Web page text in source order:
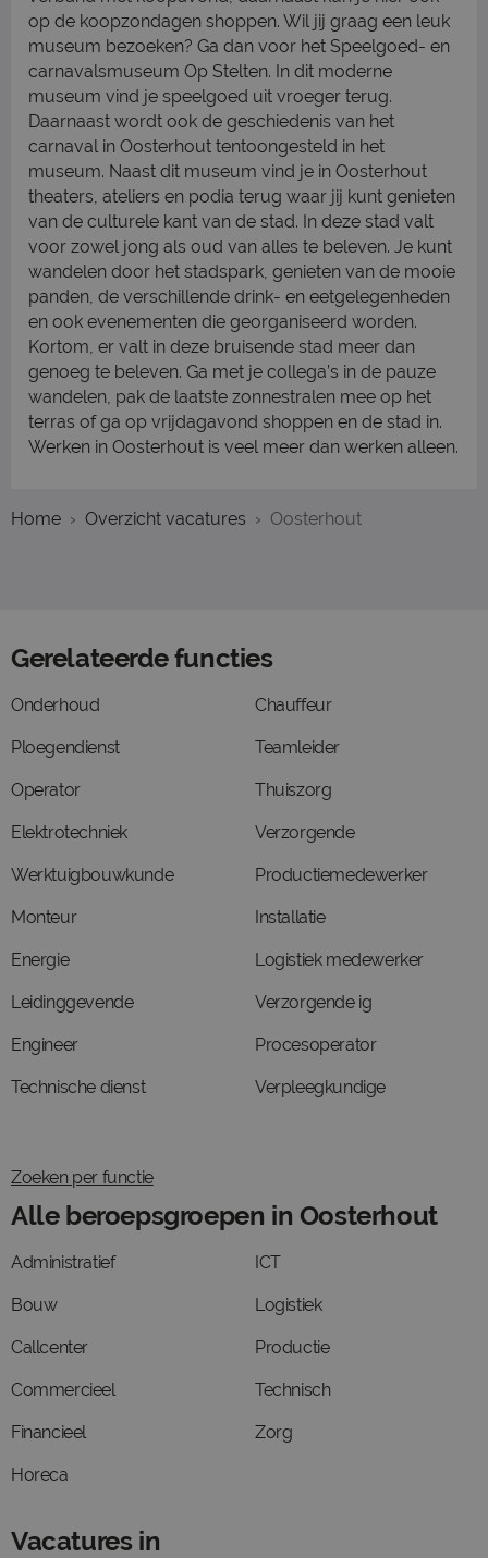
op de koopzondagen shoppen. Wil jij graag een leuk
museum bezoeken? Ga dan voor het Speelgoed- en
carnavalsmuseum Op Stelten. In dit moderne
museum vind je speelgoed uit vroeger terug.
Daarnaast wordt ook de geschiedenis van het
carnaval in Oosterhout tentoongesteld in het
museum. Naast dit museum vind je in Oosterhout
theaters, ateliers en podia terug waar jij kunt genieten
van de culturele kant van de stad. In deze stad valt
voor zowel jong als oud van alles te beleven. Je kunt
wandelen door het stadspark, genieten van de mooie
panden, de verschillende drink- en eetgelegenheden
en ook evenementen die georganiseerd worden.
Kortom, er valt in deze bruisende stad meer dan
genoeg te beleven. Ga met je collega’s in de pauze
wandelen, pak de laatste zonnestralen mee op het
terras of ga op vrijdagavond shoppen en de stad in.
Werken in Oosterhout is veel meer dan werken alleen.
Home Overzicht vacatures Oosterhout
Gerelateerde functies
Onderhoud
Ploegendienst
Operator
Elektrotechniek
Werktuigbouwkunde
Monteur
Energie
Leidinggevende
Engineer
Technische dienst
Chauffeur
Teamleider
Thuiszorg
Verzorgende
Productiemedewerker
Installatie
Logistiek medewerker
Verzorgende ig
Procesoperator
Verpleegkundige
Zoeken per functie
Alle beroepsgroepen in Oosterhout
Administratief
Bouw
Callcenter
Commercieel
Financieel
Horeca
ICT
Logistiek
Productie
Technisch
Zorg
Vacatures in